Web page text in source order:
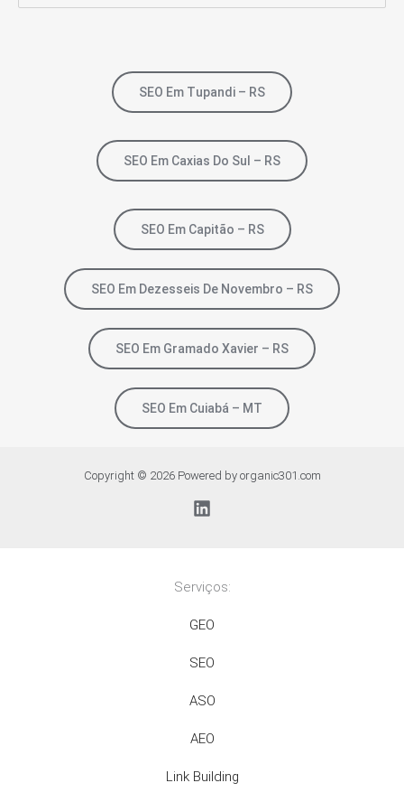
SEO Em Tupandi – RS
SEO Em Caxias Do Sul – RS
SEO Em Capitão – RS
SEO Em Dezesseis De Novembro – RS
SEO Em Gramado Xavier – RS
SEO Em Cuiabá – MT
Copyright © 2026 Powered by organic301.com
Serviços:
GEO
SEO
ASO
AEO
Link Building